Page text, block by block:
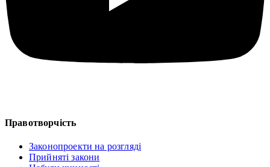
Правотворчість
Законопроекти на розгляді
Прийняті закони